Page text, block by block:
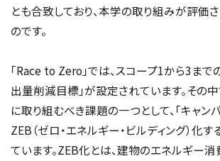
とも合致しており、本学の取り組みが評価
のです。
「Race to Zero」では、スコープ1から3まで
出量削減目標」が設定されています。その
に取り組むべき課題の一つとして、「キャン
ZEB（ゼロ・エネルギー・ビルディング）化
ています。ZEB化とは、建物のエネルギー